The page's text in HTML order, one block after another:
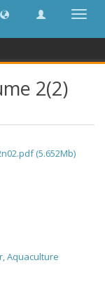
2(2)
(5.652Mb)
Aquaculture